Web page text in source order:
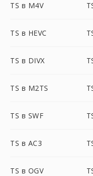
TS в M4V
TS в HEVC
TS в DIVX
TS в M2TS
TS в SWF
TS в AC3
TS в OGV